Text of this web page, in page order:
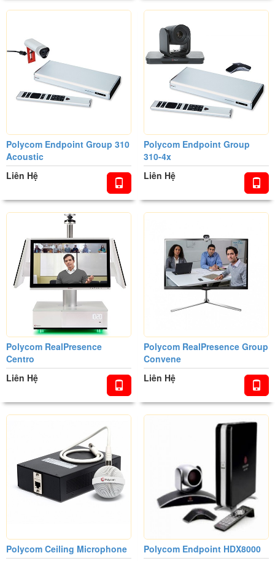
Polycom Endpoint Group 310
Acoustic
Liên Hệ
Polycom Endpoint Group
310-4x
Liên Hệ
Polycom RealPresence
Centro
Liên Hệ
Polycom RealPresence Group
Convene
Liên Hệ
Polycom Ceiling Microphone
Polycom Endpoint HDX8000